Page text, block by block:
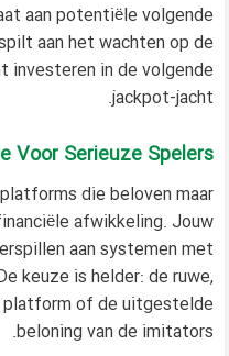
aan potentiële volgende
aan het wachten op de
investeren in de volgende
jackpot-jacht.
Voor Serieuze Spelers
die beloven maar
afwikkeling. Jouw
aan systemen met
keuze is helder: de ruwe,
platform of de uitgestelde
beloning van de imitators.